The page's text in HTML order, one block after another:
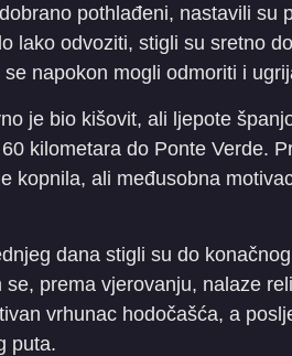
pothlađeni, nastavili su
lako odvoziti, stigli su sretno
napokon mogli odmoriti i
je bio kišovit, ali ljepote
kilometara do Ponte Verde.
kopnila, ali međusobna
dana stigli su do
se, prema vjerovanju, nalaze
vrhunac hodočašća, a
puta.